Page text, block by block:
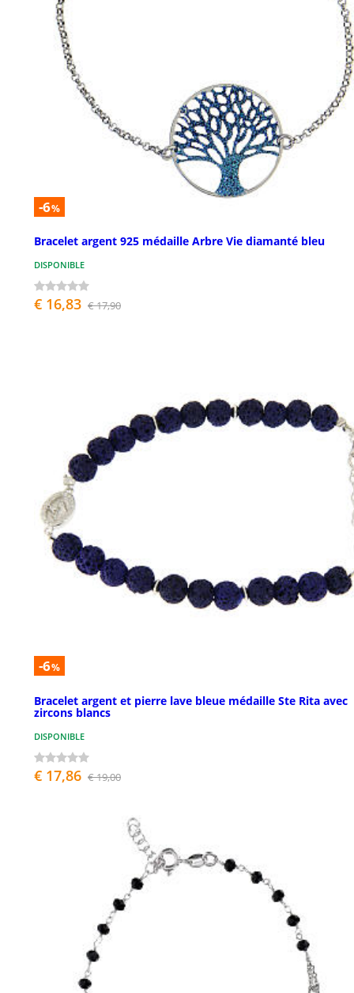
-6%
Bracelet argent 925 médaille Arbre Vie diamanté bleu
DISPONIBLE
€ 16,83 € 17,90
-6%
Bracelet argent et pierre lave bleue médaille Ste Rita avec
zircons blancs
DISPONIBLE
€ 17,86 € 19,00